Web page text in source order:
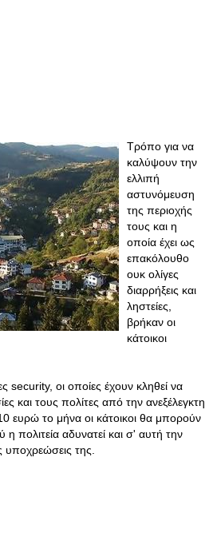
Τρόπο για να
καλύψουν την
ελλιπή
αστυνόμευση
της περιοχής
τους και η
οποία έχει ως
επακόλουθο
ουκ ολίγες
διαρρήξεις και
ληστείες,
βρήκαν οι
κάτοικοι
security, οι οποίες έχουν κληθεί να
και τους πολίτες από την ανεξέλεγκτη
ευρώ το μήνα οι κάτοικοι θα μπορούν
η πολιτεία αδυνατεί και σ' αυτή την
υποχρεώσεις της.